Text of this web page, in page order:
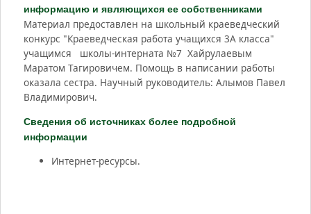
информацию и являющихся ее собственниками
Материал предоставлен на школьный краеведческий
конкурс "Краеведческая работа учащихся 3А класса"
учащимся школы-интерната №7 Хайрулаевым
Маратом Тагировичем. Помощь в написании работы
оказала сестра. Научный руководитель: Алымов Павел
Владимирович.
Сведения об источниках более подробной
информации
Интернет-ресурсы.